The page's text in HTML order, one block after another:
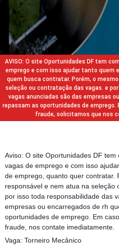
AVISO: O site Oportunidades DF tem
emprego e com isso ajudar tanto quem
quem busca contratar. Porém, o
seleção ou contratação das vagas. e
vagas anunciadas são das empresas
repassam as oportunidades de emprego.
fraude, solicitamos que nos
Aviso: O site Oportunidades DF
vagas de emprego e com isso
de emprego, quanto quer contratar.
responsável e nem atua na seleção
por isso toda responsabilidade das
empresas ou encarregados de rh
oportunidades de emprego. Em
fraude, nos contate imediatamente.
Vaga: Torneiro Mecânico